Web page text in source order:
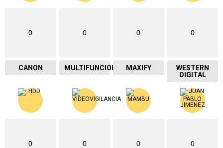
0
CANON
0
MULTIFUNCIONAL
0
MAXIFY
0
WESTERN
DIGITAL
0 0 0 0